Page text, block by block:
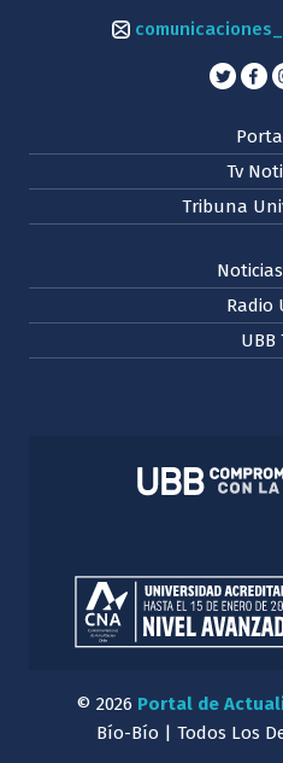
Tv
Tribuna
Radio
UBB
© 2026 Portal de
Bío-Bío | Todos Los